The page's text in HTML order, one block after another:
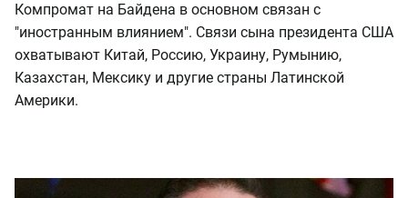
Компромат на Байдена в основном связан с
"иностранным влиянием". Связи сына президента США
охватывают Китай, Россию, Украину, Румынию,
Казахстан, Мексику и другие страны Латинской
Америки.